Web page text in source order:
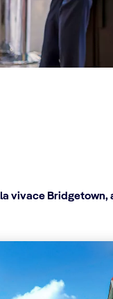
vivace Bridgetown,